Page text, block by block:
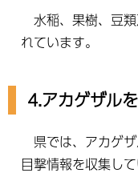
水稲、果樹、豆
れています。
4.アカゲザル
県では、アカゲザ
目撃情報を収集して